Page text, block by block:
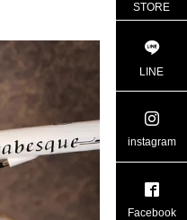
STORE
LINE
instagram
Facebook